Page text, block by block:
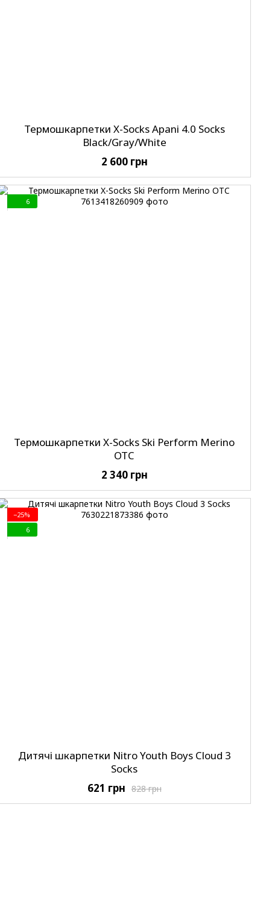
Термошкарпетки X-Socks Apani 4.0 Socks
Black/Gray/White
2 600 грн
6
Термошкарпетки X-Socks Ski Perform Merino
OTC
2 340 грн
−25%
6
Дитячі шкарпетки Nitro Youth Boys Cloud 3
Socks
828 грн
621 грн